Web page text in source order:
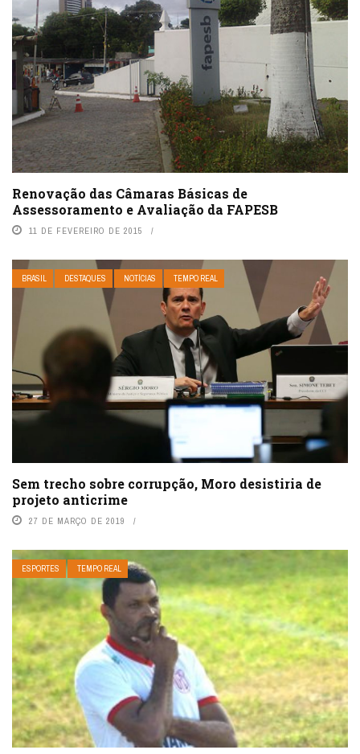
Renovação das Câmaras Básicas de
Assessoramento e Avaliação da FAPESB
11 DE FEVEREIRO DE 2015
BRASIL DESTAQUES NOTÍCIAS TEMPO REAL
Sem trecho sobre corrupção, Moro desistiria de
projeto anticrime
27 DE MARÇO DE 2019
ESPORTES TEMPO REAL